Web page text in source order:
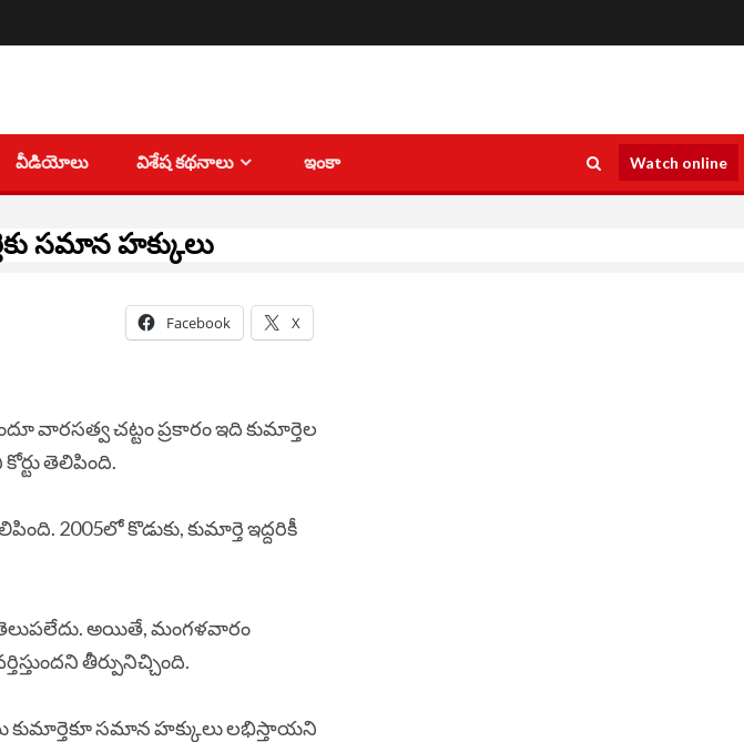
వీడియోలు విశేష కథనాలు ఇంకా Watch online
సమాన హక్కులు
Facebook X
వారసత్వ చట్టం ప్రకారం ఇది కుమార్తెల
తెలిపింది.
2005లో కొడుకు, కుమార్తె ఇద్దరికీ
తెలుపలేదు. అయితే, మంగళవారం
తీర్పునిచ్చింది.
కుమార్తెకూ సమాన హక్కులు లభిస్తాయని